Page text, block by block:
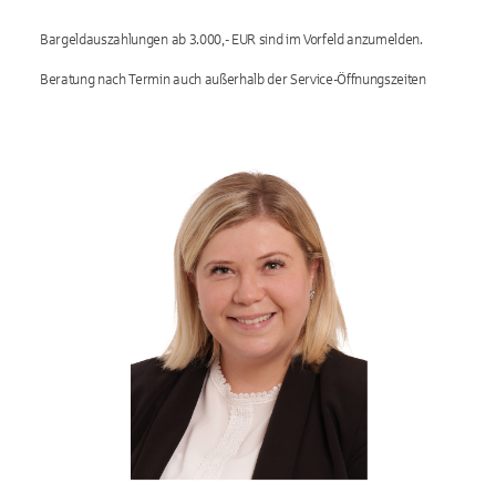
Bargeldauszahlungen ab 3.000,- EUR sind im Vorfeld anzumelden.
Beratung nach Termin auch außerhalb der Service-Öffnungszeiten